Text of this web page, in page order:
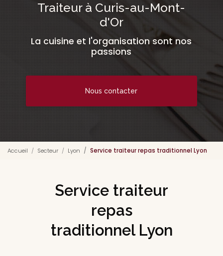
Traiteur à Curis-au-Mont-
d'Or
La cuisine et l'organisation sont nos
passions
Nous contacter
Accueil Secteur Lyon Service traiteur repas traditionnel Lyon
Service traiteur
repas
traditionnel Lyon